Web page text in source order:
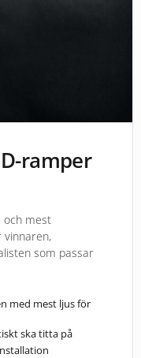
ramper
och mest
vinnaren,
som passar
med mest ljus för
ska titta på